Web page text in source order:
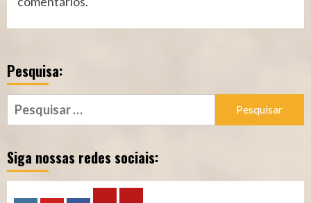
Pesquisa:
Pesquisar
por:
Siga nossas redes sociais: